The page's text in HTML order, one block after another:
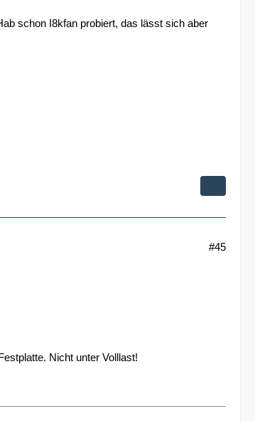
schon I8kfan probiert, das lässt sich aber
#45
Nicht unter Volllast!